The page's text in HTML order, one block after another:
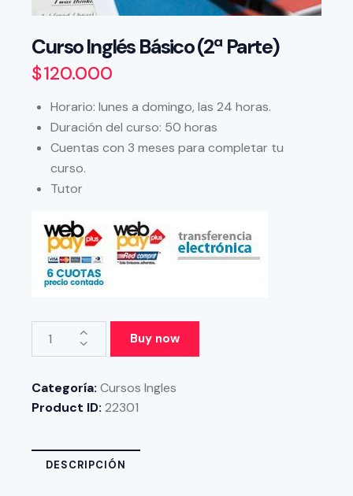
Curso Inglés Básico (2ª Parte)
$120.000
Horario: lunes a domingo, las 24 horas.
Duración del curso: 50 horas
Cuentas con 3 meses para completar tu
curso.
Tutor
Buy now
Categoría: Cursos Ingles
Product ID: 22301
DESCRIPCIÓN